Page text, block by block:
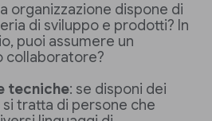
organizzazione dispone di
di sviluppo e prodotti? In
puoi assumere un
collaboratore?
tecniche: se disponi dei
tratta di persone che